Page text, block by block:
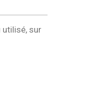
utilisé, sur